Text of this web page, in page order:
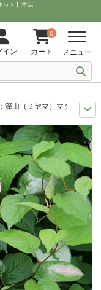
ット】本店
イン
0
カート メニュー
深山（ミヤマ）マタタビ3.5
マタタビ3.5号ポット